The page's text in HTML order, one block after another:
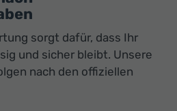
sorgt dafür, dass Ihr
und sicher bleibt. Unsere
nach den offiziellen